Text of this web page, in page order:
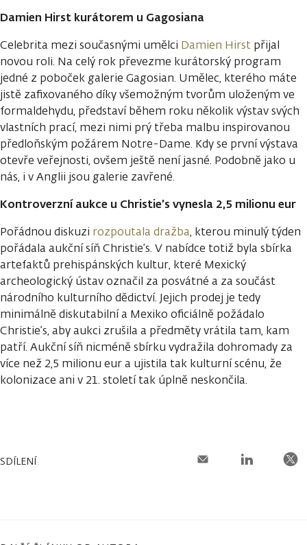
Damien Hirst kurátorem u Gagosiana
Celebrita mezi současnými umělci Damien Hirst přijal
novou roli. Na celý rok převezme kurátorský program
jedné z poboček galerie Gagosian. Umělec, kterého máte
jistě zafixovaného díky všemožným tvorům uloženým ve
formaldehydu, představí během roku několik výstav svých
vlastních prací, mezi nimi prý třeba malbu inspirovanou
předloňským požárem Notre-Dame. Kdy se první výstava
otevře veřejnosti, ovšem ještě není jasné. Podobně jako u
nás, i v Anglii jsou galerie zavřené.
Kontroverzní aukce u Christie’s vynesla 2,5 milionu eur
Pořádnou diskuzi rozpoutala dražba, kterou minulý týden
pořádala aukční síň Christie’s. V nabídce totiž byla sbírka
artefaktů prehispánských kultur, které Mexický
archeologický ústav označil za posvátné a za součást
národního kulturního dědictví. Jejich prodej je tedy
minimálně diskutabilní a Mexiko oficiálně požádalo
Christie’s, aby aukci zrušila a předměty vrátila tam, kam
patří. Aukční síň nicméně sbírku vydražila dohromady za
více než 2,5 milionu eur a ujistila tak kulturní scénu, že
kolonizace ani v 21. století tak úplně neskončila.
SDÍLENÍ